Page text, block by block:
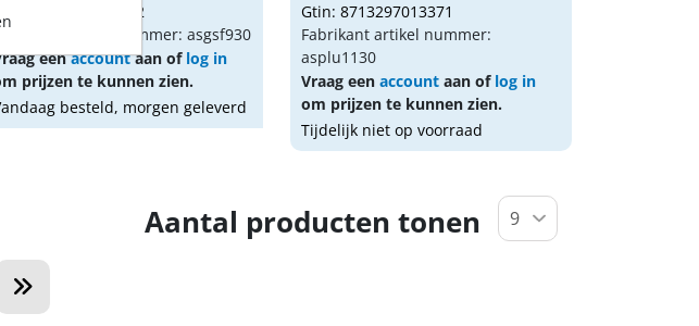
Gtin: 8713297014422
artikel nummer: asgsf930
eenaccountaan of log in
prijzen te kunnen zien.
besteld, morgen geleverd
Gtin: 8713297013371
Fabrikant artikel nummer:
asplu1130
Vraag eenaccount aan of log in
om prijzen te kunnen zien.
Tijdelijk niet op voorraad
Aantal producten tonen